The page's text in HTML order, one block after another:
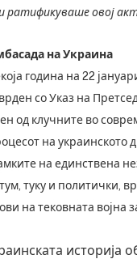
ратификуваше овој
на Украина
година на 22
со Указ на
од клучните во
на
на единствена
туку и политички,
на тековната војна
историја